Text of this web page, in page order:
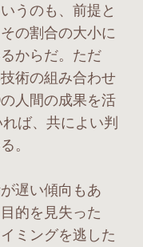
うのも、前提と
の割合の大小に
からだ。ただ
術の組み合わせ
人間の成果を活
ば、共によい判
。
遅い傾向もあ
的を見失った
ミングを逃した